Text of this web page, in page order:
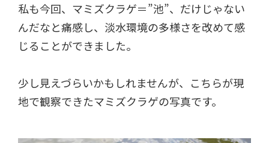
私も今回、マミズクラゲ＝”池”、だけじゃない
んだなと痛感し、淡水環境の多様さを改めて感
じることができました。
少し見えづらいかもしれませんが、こちらが現
地で観察できたマミズクラゲの写真です。